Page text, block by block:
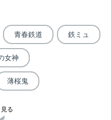
青春鉄道 鉄ミュ
女神
薄桜鬼
る